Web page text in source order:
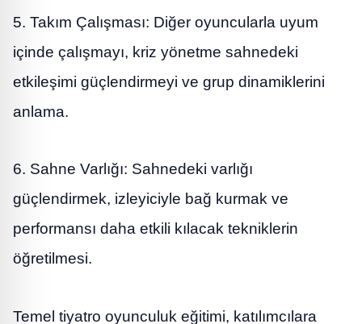
5. Takım Çalışması: Diğer oyuncularla uyum
içinde çalışmayı, kriz yönetme sahnedeki
etkileşimi güçlendirmeyi ve grup dinamiklerini
anlama.
6. Sahne Varlığı: Sahnedeki varlığı
güçlendirmek, izleyiciyle bağ kurmak ve
performansı daha etkili kılacak tekniklerin
öğretilmesi.
Temel tiyatro oyunculuk eğitimi, katılımcılara